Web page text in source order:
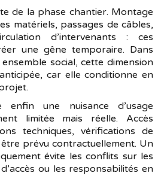
de la phase chantier. Montage
matériels, passages de câbles,
d’intervenants : ces
une gêne temporaire. Dans
social, cette dimension
car elle conditionne en
enfin une nuisance d’usage
limitée mais réelle. Accès
techniques, vérifications de
prévu contractuellement. Un
évite les conflits sur les
ou les responsabilités en